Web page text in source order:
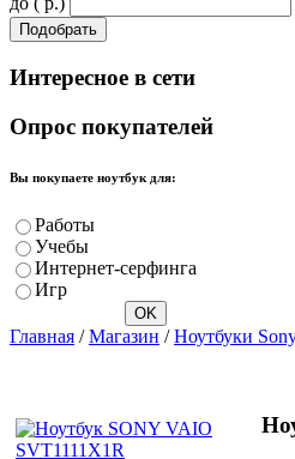
Интересное в сети
Опрос покупателей
Вы покупаете ноутбук для:
Работы
Учебы
Интернет-серфинга
Игр
Главная /Магазин /Ноутбуки